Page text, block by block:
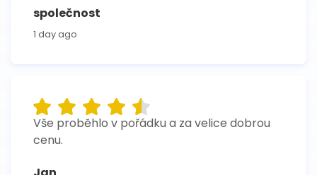
společnost
1 day ago
Vše proběhlo v pořádku a za velice dobrou
cenu.